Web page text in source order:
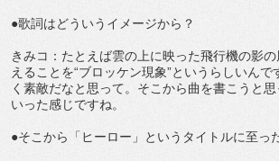
●歌詞はどういうイメージから？
きみコ：たとえば雲の上に映った飛行機の影
えることを“ブロッケン現象”というらしいん
く素敵だなと思って。そこから曲を書こうと
いった感じですね。
●そこから「ヒーロー」というタイトルに至っ